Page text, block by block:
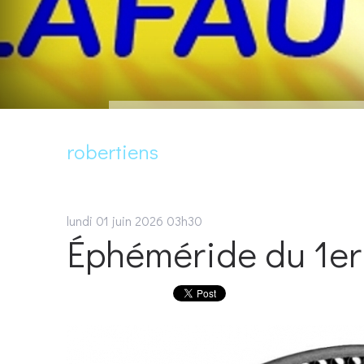
robertiens
lundi 01 juin 2026 03h30
Éphéméride du